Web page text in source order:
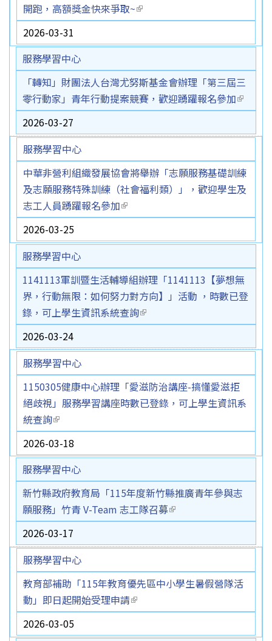
開跑，高額獎金快來爭取~(link is external)
2026-03-31
服務學習中心
「轉知」財團法人台灣尤努斯基金會辦理「第三屆三
零行動家」青年行動提案競賽，歡迎踴躍報名參加(link is
2026-03-27
服務學習中心
中華非營利組織發展協會將舉辦「志願服務基礎訓練
及志願服務特殊訓練（社會福利類）」，歡迎學生及
志工人員踴躍報名參加(link is external)
2026-03-25
服務學習中心
1141113軍訓暨生活輔導組辦理「1141113【夢想無
界，行動無限：如何努力對方向】」活動 ，時數已登
錄，可上學生資訊系統查詢(link is external)
2026-03-24
服務學習中心
1150305健康中心辦理「愛滋防治講座-搞懂愛滋拒
絕歧視」服務學習講座時數已登錄，可上學生資訊系
統查詢(link is external)
2026-03-18
服務學習中心
新竹縣政府教育局「115年度新竹縣推廣青年參與志
願服務」竹青 V-Team 志工隊召募(link is external)
2026-03-17
服務學習中心
教育部補助「115年教育優先區中小學生暑假營隊活
動」即日起開始受理申請(link is external)
2026-03-05